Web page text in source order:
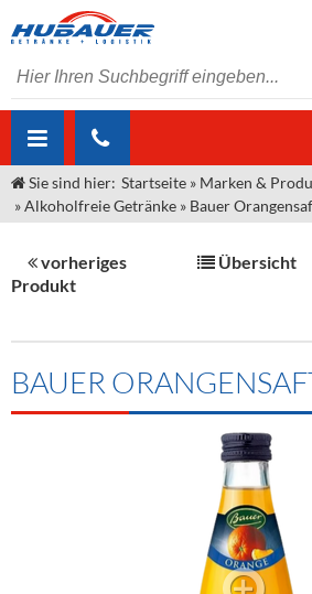
ÜBER UNS
Unser Liefergebiet
Kontakt
Angebote Gastronomie &
Neuigkeiten
MARKEN & PRODUKTE
Sirup
Spirituosen
Kommisionskauf &
Fremddienstleistungen
Sie sind hier: Startseite » Marken &
»Alkoholfreie Getränke » Bauer
vorheriges
Produkt
Übersicht
BAUER